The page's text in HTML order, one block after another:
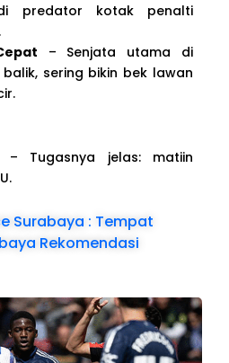
predator kotak penalti
– Senjata utama di
sering bikin bek lawan
Tugasnya jelas: matiin
Surabaya : Tempat
Rekomendasi